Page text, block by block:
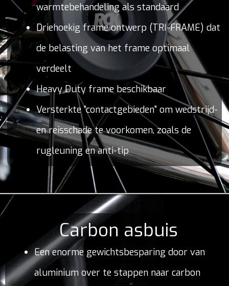
warmtebehandeling als standaard
Driehoekig frame ontwerp (TRI-FRAME) dat
de belasting van het frame optimaal
verdeelt
Heavy Duty frame beschikbaar
Versterkte "contactgebieden" om wedstrijd-
en reisschade te voorkomen, zoals de
rugleuning en anti-tip
Carbon asbuis
Een enorme gewichtsbesparing door van
aluminium over te stappen naar carbon